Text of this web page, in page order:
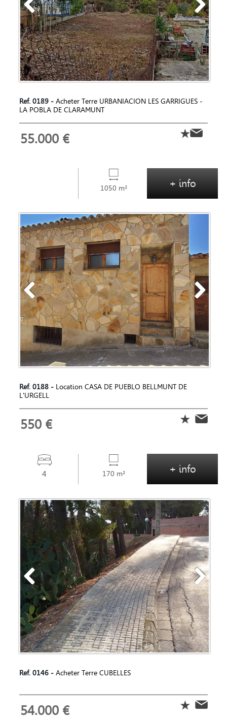
Ref. 0189 - Acheter Terre URBANIACION LES GARRIGUES -
LA POBLA DE CLARAMUNT
+ info
1050 m²
55.000 €
Ref. 0188 - Location CASA DE PUEBLO BELLMUNT DE
L'URGELL
+ info
170 m²
4
550 €
Ref. 0146 - Acheter Terre CUBELLES
54.000 €